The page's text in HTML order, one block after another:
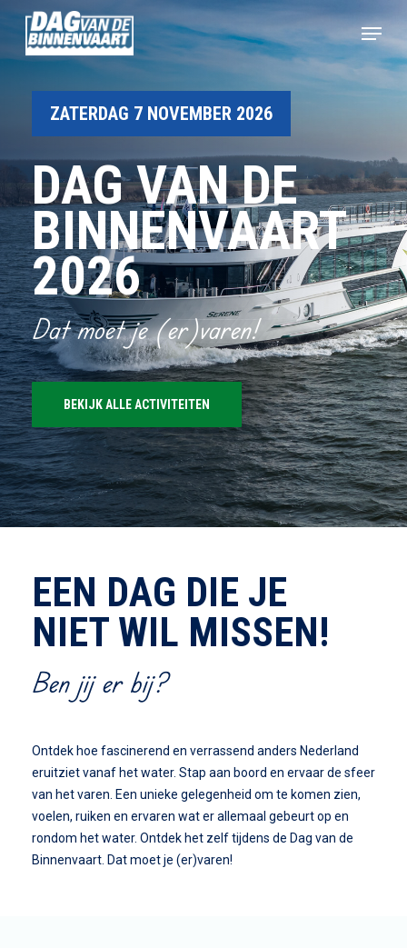
main
Menu
ZATERDAG 7 NOVEMBER 2026
DAG VAN DE
BINNENVAART
2026
Dat moet je (er)varen!
BEKIJK ALLE ACTIVITEITEN
EEN DAG DIE JE
NIET WIL MISSEN!
Ben jij er bij?
Ontdek hoe fascinerend en verrassend anders Nederland
eruitziet vanaf het water. Stap aan boord en ervaar de sfeer
van het varen. Een unieke gelegenheid om te komen zien,
voelen, ruiken en ervaren wat er allemaal gebeurt op en
rondom het water. Ontdek het zelf tijdens de Dag van de
Binnenvaart. Dat moet je (er)varen!
Close